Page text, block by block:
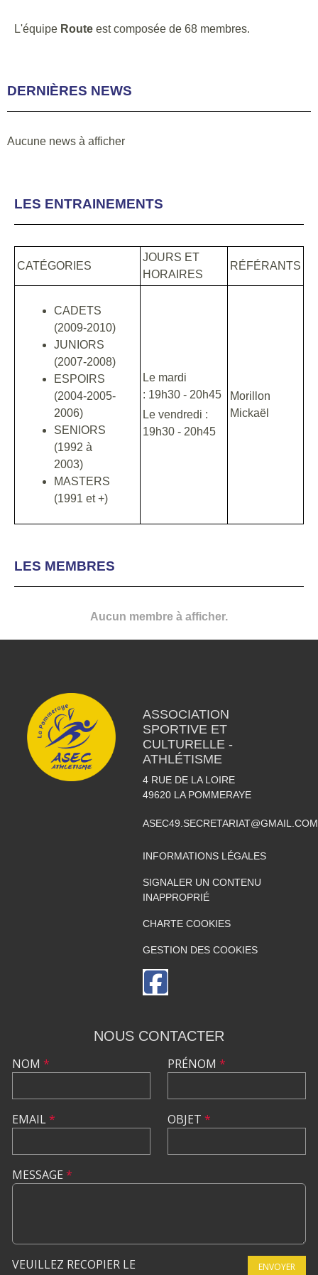
L'équipe Route est composée de 68 membres.
DERNIÈRES NEWS
Aucune news à afficher
LES ENTRAINEMENTS
CATÉGORIES
JOURS ET
HORAIRES
RÉFÉRANTS
CADETS
(2009-2010)
JUNIORS
(2007-2008)
ESPOIRS
(2004-2005-
2006)
SENIORS
(1992 à
2003)
MASTERS
(1991 et +)
Le mardi
: 19h30 - 20h45
Le vendredi :
19h30 - 20h45
Morillon
Mickaël
LES MEMBRES
Aucun membre à afficher.
ASSOCIATION
SPORTIVE ET
CULTURELLE -
ATHLÉTISME
4 RUE DE LA LOIRE
49620 LA POMMERAYE
ASEC49.SECRETARIAT@GMAIL.COM
INFORMATIONS LÉGALES
SIGNALER UN CONTENU
INAPPROPRIÉ
CHARTE COOKIES
GESTION DES COOKIES
NOUS CONTACTER
NOM *
EMAIL*
PRÉNOM *
OBJET *
MESSAGE *
VEUILLEZ RECOPIER LE
ENVOYER